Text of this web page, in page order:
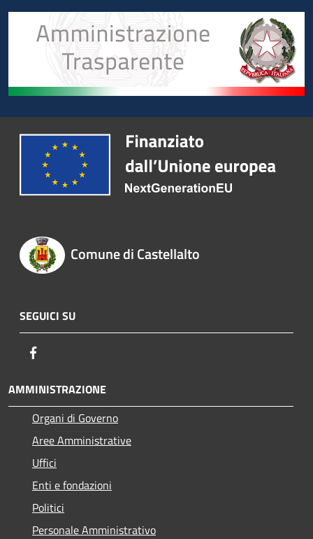
Comune di Castellalto
SEGUICI SU
AMMINISTRAZIONE
Organi di Governo
Aree Amministrative
Uffici
Enti e fondazioni
Politici
Personale Amministrativo